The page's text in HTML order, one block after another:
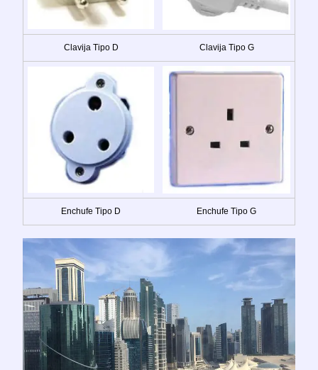
Clavija Tipo D Clavija Tipo G
Enchufe Tipo D Enchufe Tipo G